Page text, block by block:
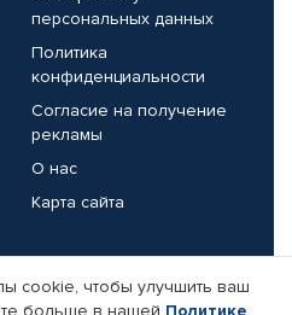
персональных данных
Политика
конфиденциальности
Согласие на получение
рекламы
О нас
Карта сайта
cookie, чтобы улучшить ваш
больше в нашей Политике